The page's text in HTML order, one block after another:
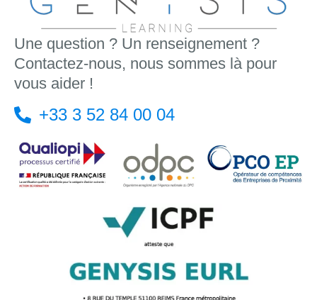
Une question ? Un renseignement ?
Contactez-nous, nous sommes là pour
vous aider !
+33 3 52 84 00 04